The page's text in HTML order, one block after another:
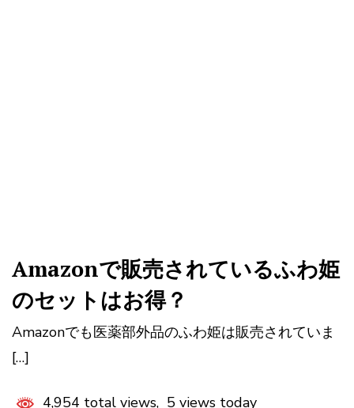
Amazonで販売されているふわ姫
のセットはお得？
Amazonでも医薬部外品のふわ姫は販売されていま
[…]
4,954 total views, 5 views today